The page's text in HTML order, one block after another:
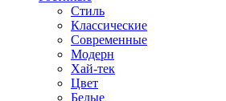
Стиль
Классические
Современные
Модерн
Хай-тек
Цвет
Белые